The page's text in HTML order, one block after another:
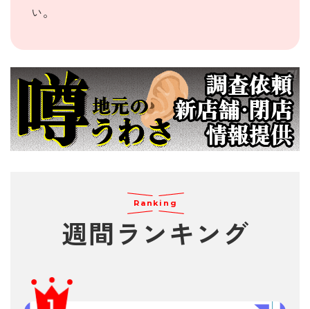
い。
Ranking
週間 ランキング